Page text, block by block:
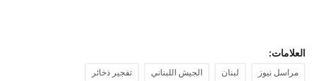
العلامات:
مراسل نيوز لبنان الجيش اللبناني
تفجير ذخائر